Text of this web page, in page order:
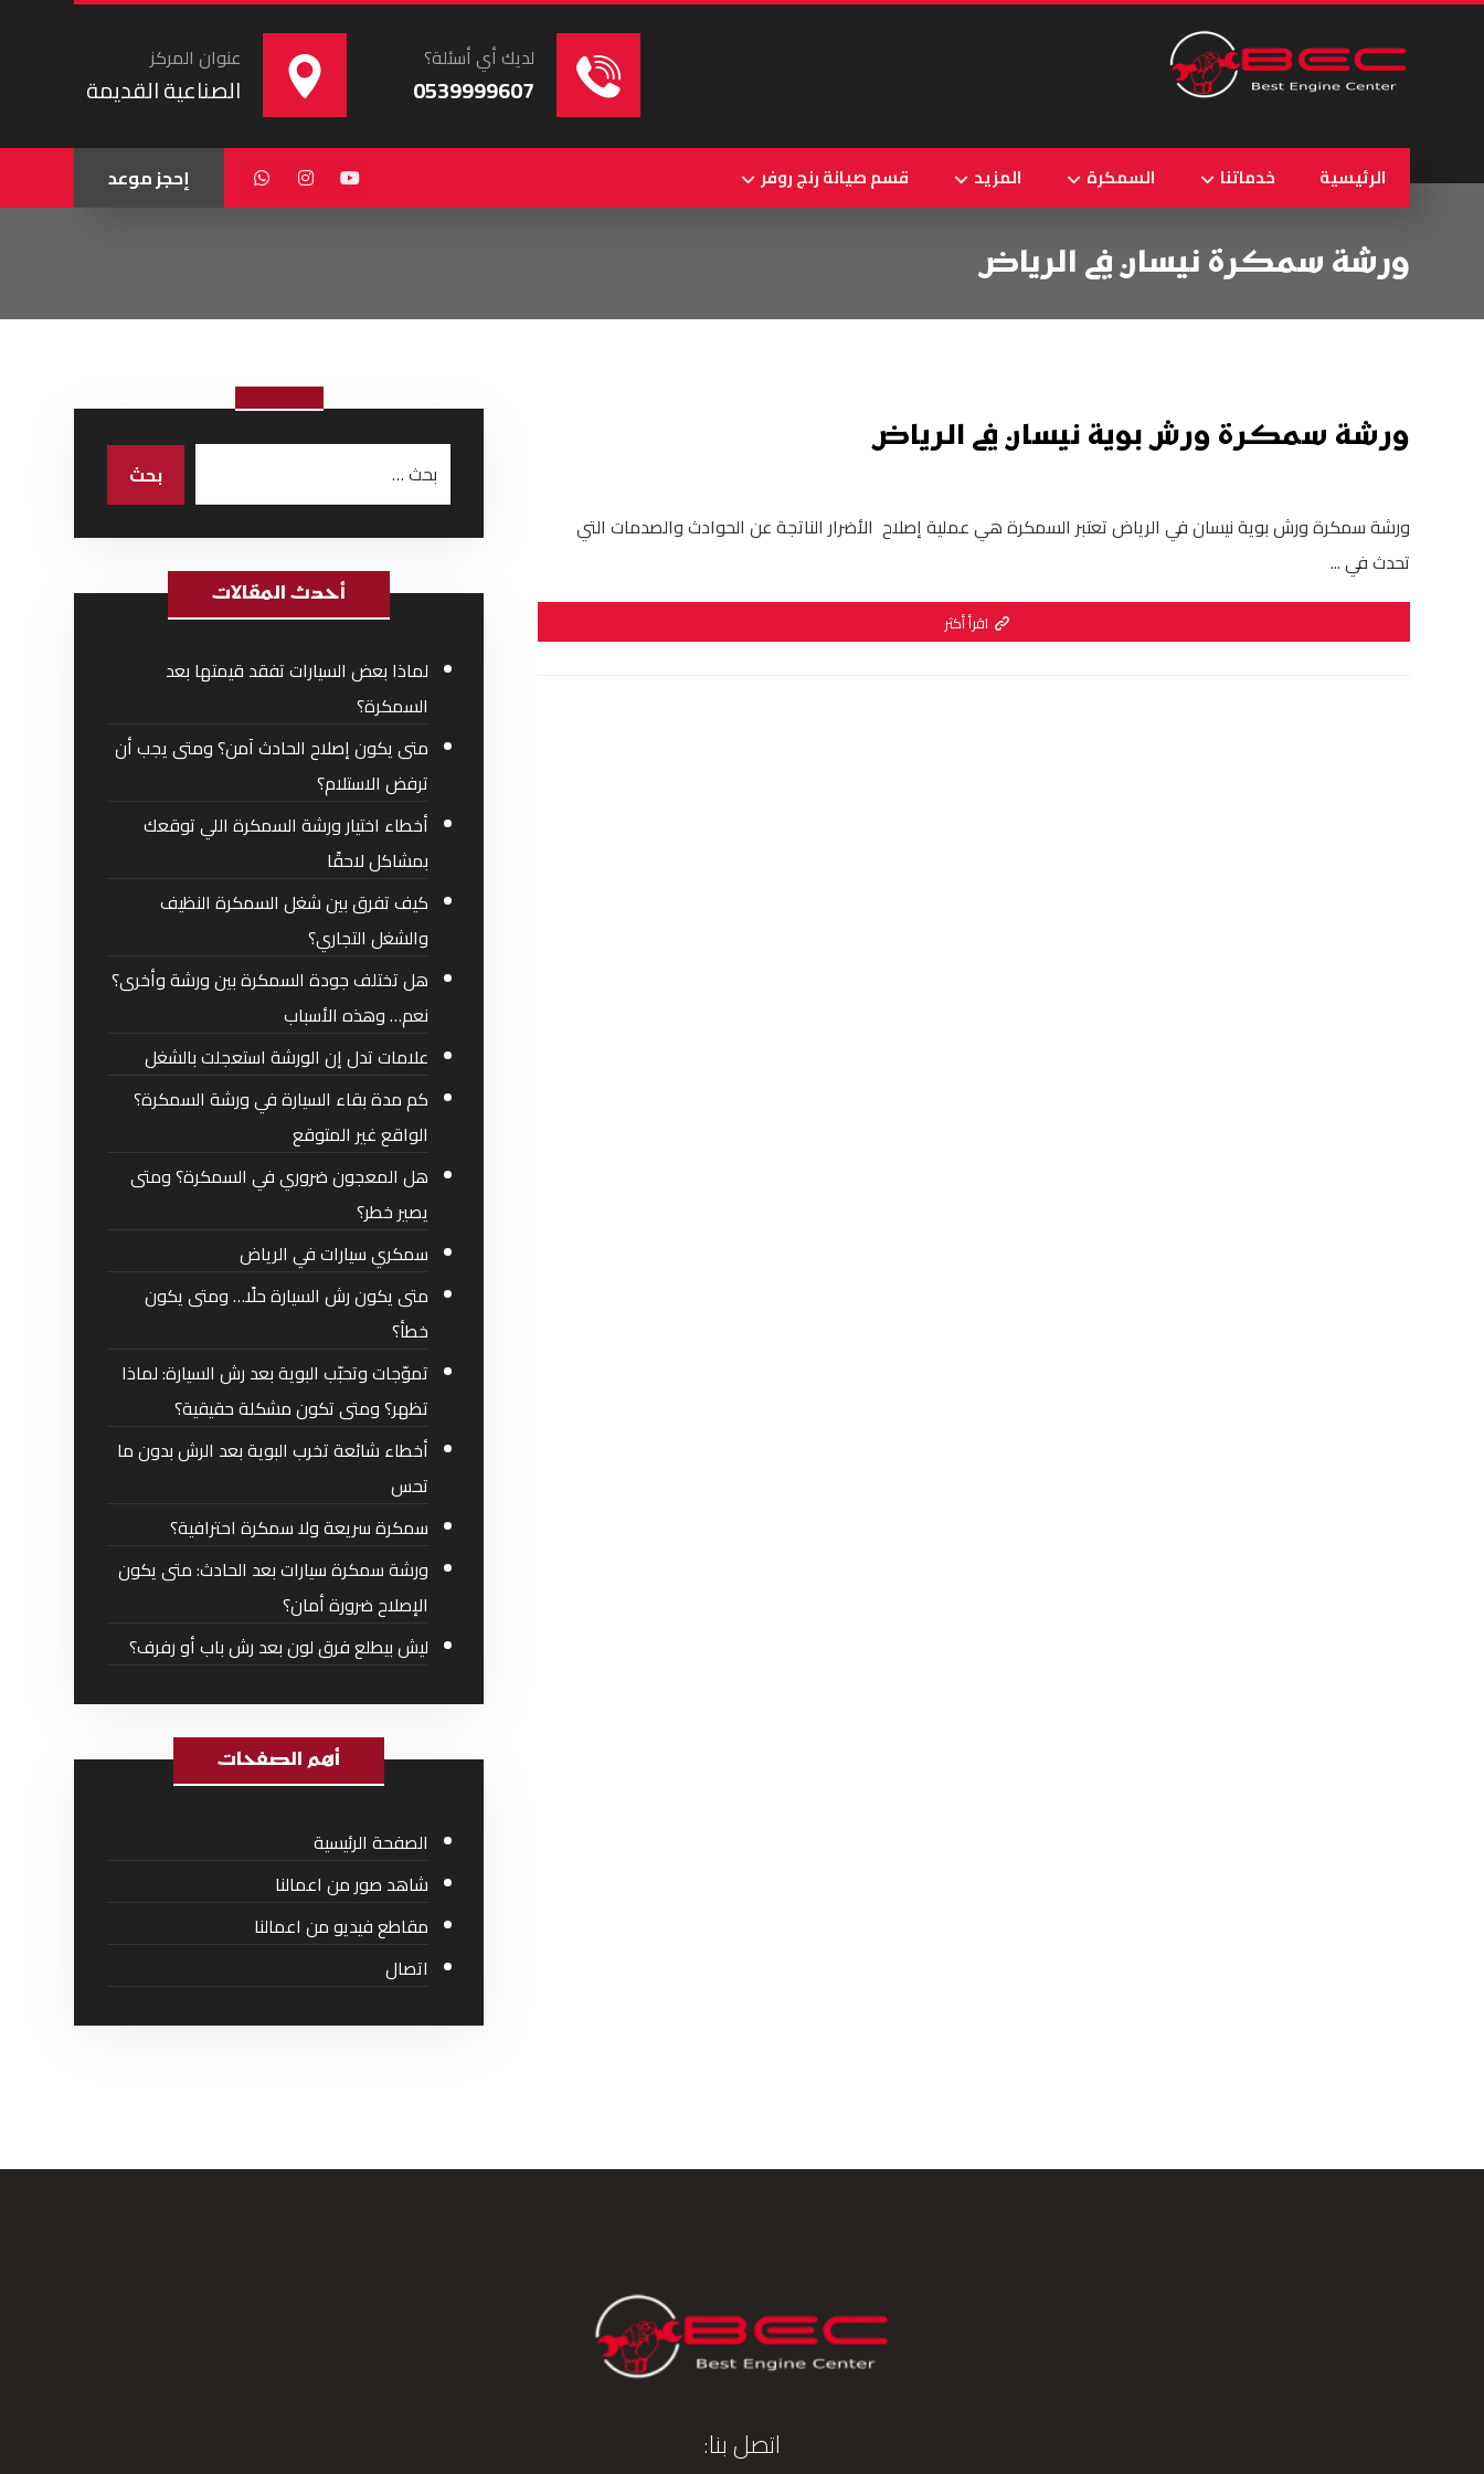
عنوان المركز
الصناعية القديمة
لديك أي أسئلة؟
0539999607
الرئيسية خدماتنا السمكرة المزيد قسم صيانة رنج روفر إحجز موعد
ورشة سمكرة نيسان في الرياض
ورشة سمكرة ورش بوية نيسان في الرياض
ورشة سمكرة ورش بوية نيسان في الرياض تعتبر السمكرة هي عملية إصلاح الأضرار الناتجة عن الحوادث والصدمات التي
تحدث في ...
اقرأ أكثر
أحدث المقالات
لماذا بعض السيارات تفقد قيمتها بعد
السمكرة؟
متى يكون إصلاح الحادث آمن؟ ومتى يجب أن
ترفض الاستلام؟
أخطاء اختيار ورشة السمكرة اللي توقعك
بمشاكل لاحقًا
كيف تفرق بين شغل السمكرة النظيف
والشغل التجاري؟
هل تختلف جودة السمكرة بين ورشة وأخرى؟
نعم… وهذه الأسباب
علامات تدل إن الورشة استعجلت بالشغل
كم مدة بقاء السيارة في ورشة السمكرة؟
الواقع غير المتوقع
هل المعجون ضروري في السمكرة؟ ومتى
يصير خطر؟
سمكري سيارات في الرياض
متى يكون رش السيارة حلًا… ومتى يكون
خطأ؟
تموّجات وتحبّب البوية بعد رش السيارة: لماذا
تظهر؟ ومتى تكون مشكلة حقيقية؟
أخطاء شائعة تخرب البوية بعد الرش بدون ما
تحس
سمكرة سريعة ولا سمكرة احترافية؟
ورشة سمكرة سيارات بعد الحادث: متى يكون
الإصلاح ضرورة أمان؟
ليش بيطلع فرق لون بعد رش باب أو رفرف؟
أهم الصفحات
الصفحة الرئيسية
شاهد صور من اعمالنا
مقاطع فيديو من اعمالنا
اتصال
اتصل بنا: